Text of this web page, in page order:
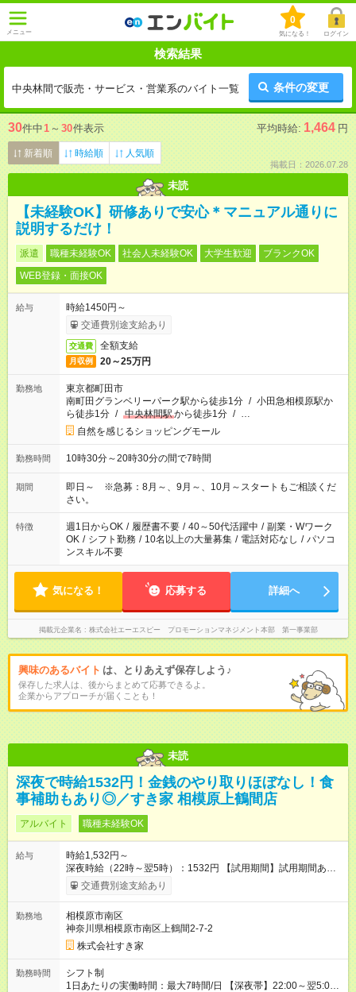
メニュー
0
気になる！ ログイン
検索結果
中央林間で販売・サービス・営業系のバイト一覧 条件の変更
30件中1 ～ 30件表示 平均時給: 1,464 円
新着順 時給順 人気順
掲載日：2026.07.28
未読
【未経験OK】研修ありで安心＊マニュアル通りに
説明するだけ！
派遣 職種未経験OK 社会人未経験OK 大学生歓迎
ブランクOK
WEB登録・面接OK
給与
時給1450円～
交通費別途支給あり
交通費 全額支給
月収例 20～25万円
勤務地
東京都町田市
南町田グランベリーパーク駅から徒歩1分 / 小田急相模原駅か
ら徒歩1分 / 中央林間駅から徒歩1分 / …
自然を感じるショッピングモール
勤務時間 10時30分～20時30分の間で7時間
期間
即日～ ※急募：8月～、9月～、10月～スタートもご相談くだ
さい。
特徴 週1日からOK / 履歴書不要 / 40～50代活躍中 / 副業・Wワーク
OK / シフト勤務 / 10名以上の大量募集 / 電話対応なし / パソコ
ンスキル不要
気になる！ 応募する 詳細へ
掲載元企業名 株式会社エーエスピー プロモーションマネジメント本部 第一事業部
興味のあるバイト は、とりあえず保存しよう♪
保存した求人は、後からまとめて応募できるよ。
企業からアプローチが届くことも！
未読
深夜で時給1532円！金銭のやり取りほぼなし！食
事補助もあり◎／すき家 相模原上鶴間店
アルバイト 職種未経験OK
給与
時給1,532円～
深夜時給（22時～翌5時）：1532円 【試用期間】試用期間あり
試用期間の長さ：1ヶ月 雇用形態、給与は本採用時と同じです。
試用期間の実態は30日（※条件変更なし）ですが、切り上げで
同時給）
交通費別途支給あり
勤務地
相模原市南区
神奈川県相模原市南区上鶴間2-7-2
株式会社すき家
勤務時間
シフト制
1日あたりの実働時間：最大7時間/日 【深夜帯】22:00～翌5:00